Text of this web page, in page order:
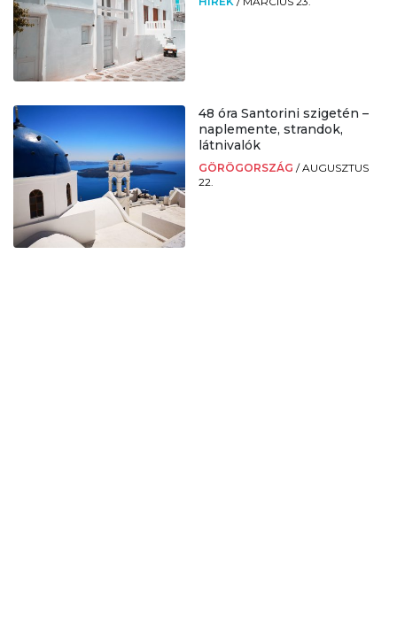
48 óra Santorini szigetén –
naplemente, strandok,
látnivalók
GÖRÖGORSZÁG /AUGUSZTUS
22.